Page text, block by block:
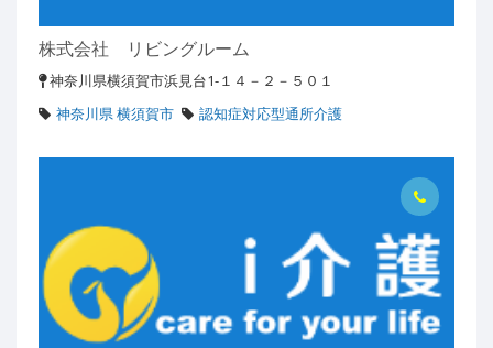
株式会社 リビングルーム
神奈川県横須賀市浜見台1-１４－２－５０１
神奈川県 横須賀市
認知症対応型通所介護